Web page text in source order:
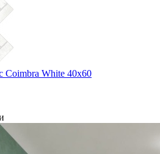
Coimbra White 40x60